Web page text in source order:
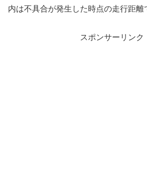
内は不具合が発生した時点の走行距離
スポンサーリンク